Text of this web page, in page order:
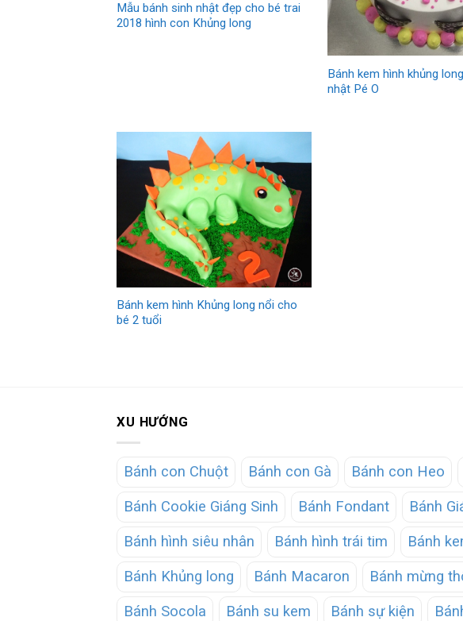
Mẫu bánh sinh nhật đẹp cho bé trai
2018 hình con Khủng long
Bánh kem hình khủng
nhật Pé O
Bánh kem hình Khủng long nổi cho
bé 2 tuổi
XU HƯỚNG
Bánh con Chuột Bánh con Gà Bánh con Heo
Bánh Cookie Giáng Sinh
Bánh Fondant Bánh
Bánh hình siêu nhân
Bánh hình trái tim Bánh
Bánh Khủng long
Bánh Macaron Bánh mừng
Bánh Socola
Bánh su kem Bánh sự kiện